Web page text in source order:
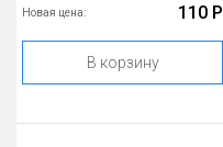
Новая цена: 110 Р
В корзину